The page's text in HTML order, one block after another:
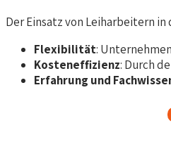
Der Einsatz von Leiharbeitern
Flexibilität:
Kosteneffizienz: Durch
Erfahrung und